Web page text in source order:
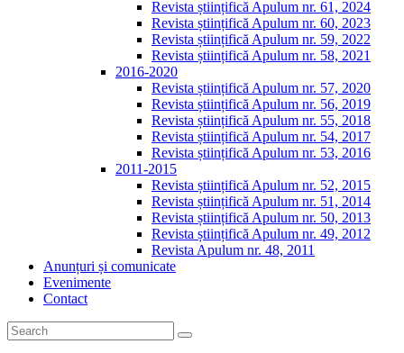
Revista științifică Apulum nr. 61, 2024
Revista științifică Apulum nr. 60, 2023
Revista științifică Apulum nr. 59, 2022
Revista științifică Apulum nr. 58, 2021
2016-2020
Revista științifică Apulum nr. 57, 2020
Revista științifică Apulum nr. 56, 2019
Revista științifică Apulum nr. 55, 2018
Revista științifică Apulum nr. 54, 2017
Revista științifică Apulum nr. 53, 2016
2011-2015
Revista științifică Apulum nr. 52, 2015
Revista științifică Apulum nr. 51, 2014
Revista științifică Apulum nr. 50, 2013
Revista științifică Apulum nr. 49, 2012
Revista Apulum nr. 48, 2011
Anunțuri și comunicate
Evenimente
Contact